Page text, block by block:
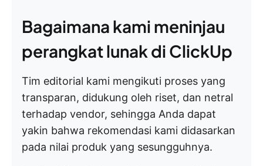
Bagaimana kami meninjau
perangkat lunak di ClickUp
Tim editorial kami mengikuti proses yang
transparan, didukung oleh riset, dan netral
terhadap vendor, sehingga Anda dapat
yakin bahwa rekomendasi kami didasarkan
pada nilai produk yang sesungguhnya.